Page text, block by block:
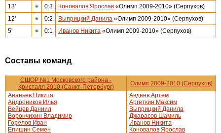
13'
0:3 Коновалов Ярослав «Олимп 2009-2010» (Серпухов)
12'
0:2 Выприцкий Данила «Олимп 2009-2010» (Серпухов)
5'
0:1 Иванов Никита «Олимп 2009-2010» (Серпухов)
Составы команд
СШОР №1 Московского района -
Кристалл 2010 (Санкт-Петербург)
Олимп 2009-2010 (Серпухов)
Ананьев Никита
Андроников Илья
Вейцев Даниил
Ворончихин Владимир
Горелов Иван
Епишин Семен
Авдеев Артем
Аргеткин Максим
Выприцкий Данила
Джарасов Шамиль
Иванов Никита
Коновалов Ярослав